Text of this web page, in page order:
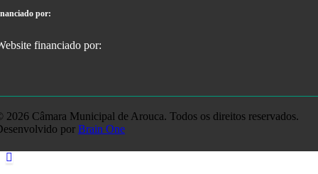
por:
2026 Câmara Municipal de Arouca. Todos os direitos reservados.
por Brain One